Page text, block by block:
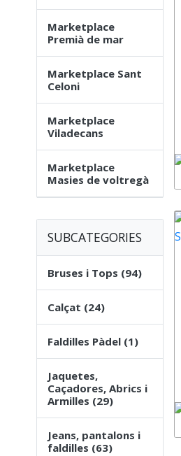
Marketplace
Premià de mar
Marketplace Sant
Celoni
Marketplace
Viladecans
Marketplace
Masies de voltregà
SUBCATEGORIES
Bruses i Tops (94)
Calçat (24)
Faldilles Pàdel (1)
Jaquetes,
Caçadores, Abrics i
Armilles (29)
Jeans, pantalons i
faldilles (63)